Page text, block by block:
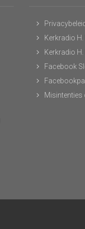
Privacybeleid
Kerkradio
Kerkradio
Facebook
Misintenties